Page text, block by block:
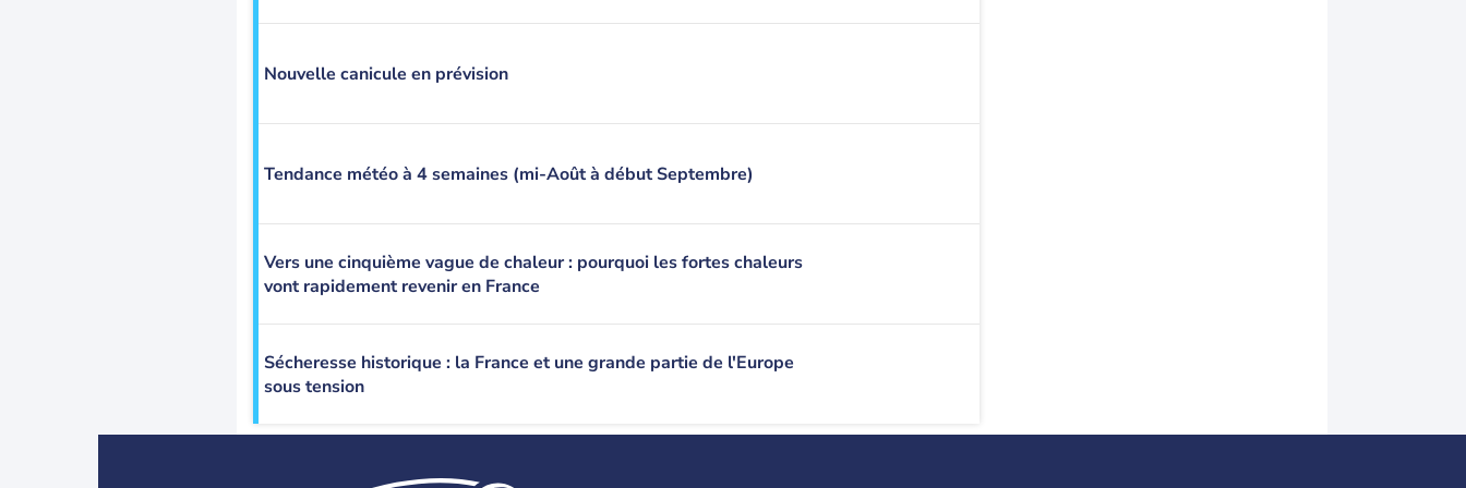
Nouvelle canicule en prévision
Tendance météo à 4 semaines (mi-Août à début Septembre)
Vers une cinquième vague de chaleur : pourquoi les fortes chaleurs
vont rapidement revenir en France
Sécheresse historique : la France et une grande partie de l'Europe
sous tension